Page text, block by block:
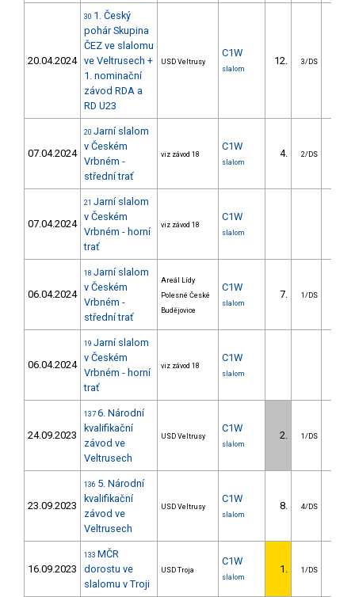
20.04.2024
30 1. Český
pohár Skupina
ČEZ ve slalomu
ve Veltrusech +
1. nominační
závod RDA a
RD U23
USD Veltrusy
C1W
slalom
12. 3/DS
07.04.2024
20 Jarní slalom
v Českém
Vrbném -
střední trať
viz závod 18
C1W
slalom
4. 2/DS
07.04.2024
21 Jarní slalom
v Českém
Vrbném - horní
trať
viz závod 18
C1W
slalom
06.04.2024
18 Jarní slalom
v Českém
Vrbném -
střední trať
Areál Lídy
Polesné České
Budějovice
C1W
slalom
7. 1/DS
06.04.2024
19 Jarní slalom
v Českém
Vrbném - horní
trať
viz závod 18
C1W
slalom
24.09.2023
137 6. Národní
kvalifikační
závod ve
Veltrusech
USD Veltrusy
C1W
slalom
2. 1/DS
23.09.2023
136 5. Národní
kvalifikační
závod ve
Veltrusech
USD Veltrusy
C1W
slalom
8. 4/DS
16.09.2023
133 MČR
dorostu ve
slalomu v Troji
USD Troja
C1W
slalom
1. 1/DS